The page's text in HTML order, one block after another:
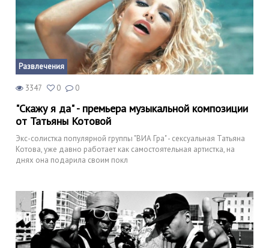
Развлечения
3347 0 0
"Скажу я да" - премьера музыкальной композиции
от Татьяны Котовой
Экс-солистка популярной группы "ВИА Гра" - сексуальная Татьяна
Котова, уже давно работает как самостоятельная артистка, на
днях она подарила своим покл